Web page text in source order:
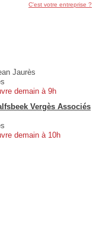
C'est votre entreprise ?
Jaurès
demain à 9h
Vergès Associés
demain à 10h